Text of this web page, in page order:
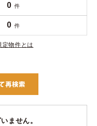
0 件
0 件
定物件とは
ません。